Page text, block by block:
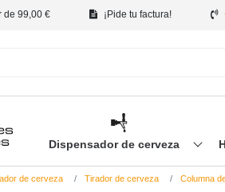
de 99,00 € ¡Pide tu factura!
Dispensador de cerveza
de cerveza Tirador de cerveza Columna